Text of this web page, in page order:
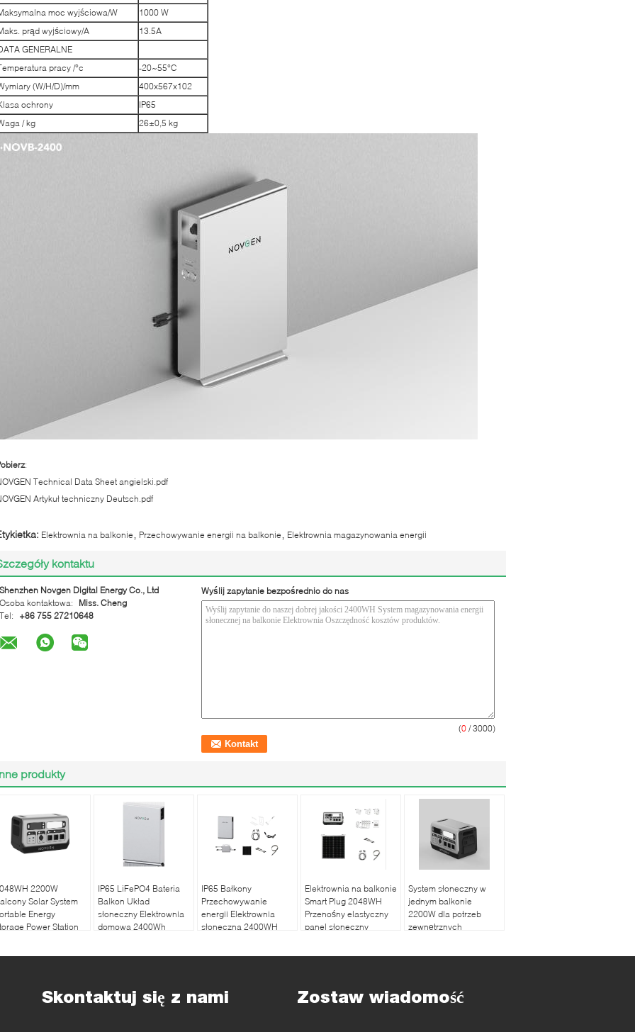
moc wyjściowa/W
1000 W
prąd wyjściowy/A
13.5A
GENERALNE
pracy /°c
-20~55°C
(W/H/D)/mm
400x567x102
ochrony
IP65
/ kg
26±0,5 kg
:
Technical Data Sheet angielski.pdf
Artykuł techniczny Deutsch.pdf
Elektrownia na balkonie Przechowywanie energii na balkonie Elektrownia magazynowania energii
kontaktu
Shenzhen Novgen Digital Energy Co., Ltd
Osoba kontaktowa:
Miss. Cheng
Tel:
+86 755 27210648
Wyślij zapytanie bezpośrednio do nas
(0 / 3000)
produkty
2200W
Solar System
Energy
Power Station
IP65 LiFePO4 Bateria
Balkon Układ
słoneczny Elektrownia
domowa 2400Wh
IP65 Bałkony
Przechowywanie
energii Elektrownia
słoneczna 2400WH
Elektrownia na balkonie
Smart Plug 2048WH
Przenośny elastyczny
panel słoneczny
System słoneczny w
jednym balkonie
2200W dla potrzeb
zewnętrznych
Skontaktuj się z nami Zostaw wiadomość